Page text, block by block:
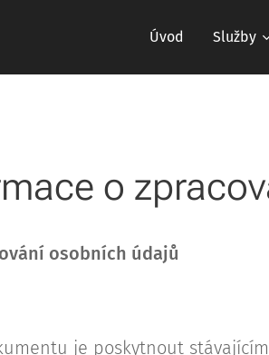
Úvod Služby
o
osobních údajů
je poskytnout